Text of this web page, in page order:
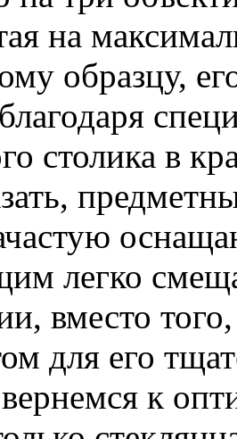
на
образцу,
столика в
легко
вместо
для его
к